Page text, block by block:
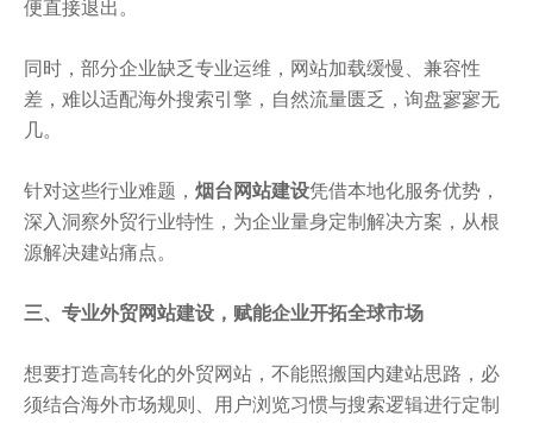
便直接退出。
同时，部分企业缺乏专业运维，网站加载缓慢、兼容性
差，难以适配海外搜索引擎，自然流量匮乏，询盘寥寥无
几。
针对这些行业难题， 烟台网站建设凭借本地化服务优势，
深入洞察外贸行业特性，为企业量身定制解决方案，从根
源解决建站痛点。
三、专业外贸网站建设，赋能企业开拓全球市场
想要打造高转化的外贸网站，不能照搬国内建站思路，必
须结合海外市场规则、用户浏览习惯与搜索逻辑进行定制